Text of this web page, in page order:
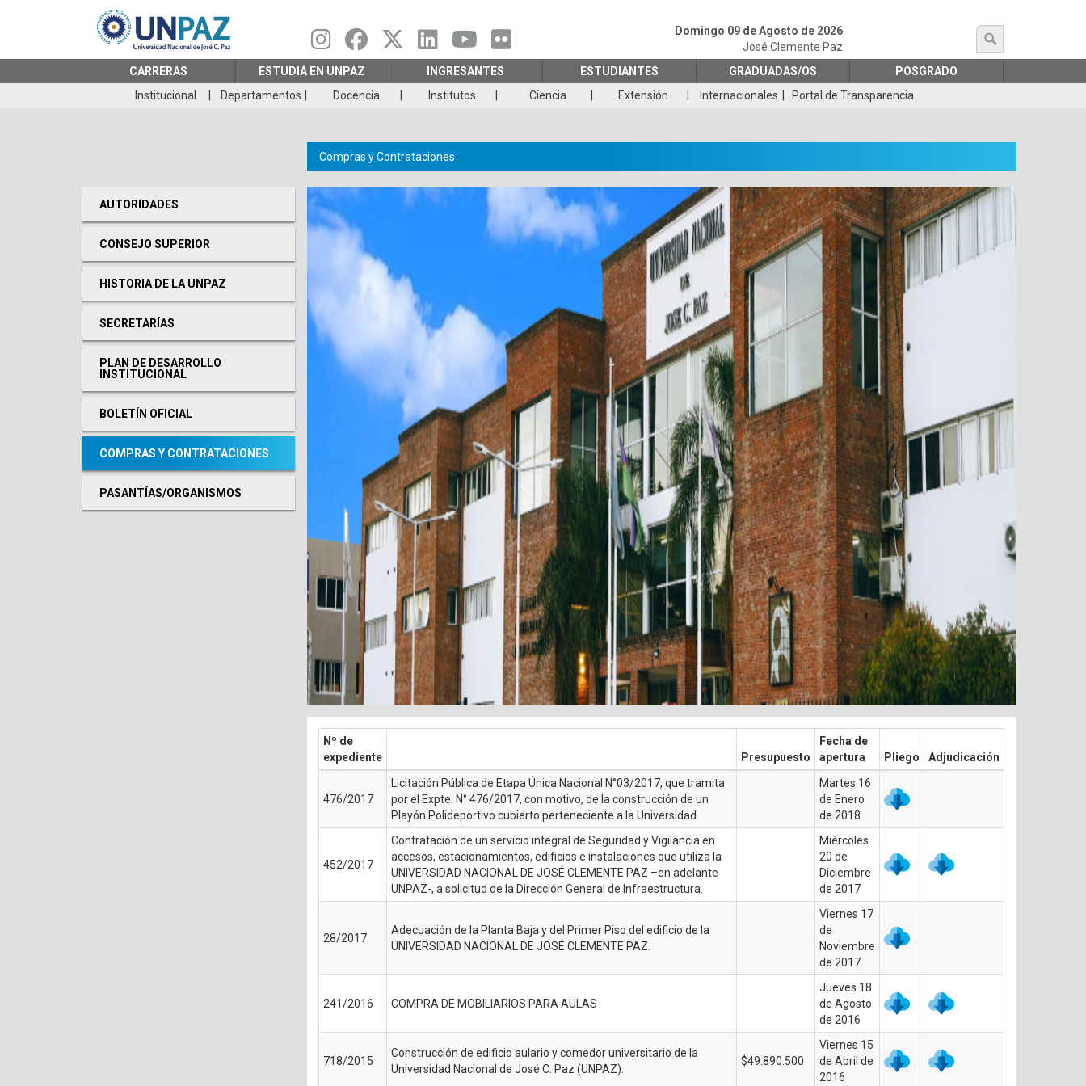
principal
búsqueda
Domingo 09 de Agosto de 2026
José Clemente Paz
CARRERAS
ESTUDIÁ EN UNPAZ INGRESANTES ESTUDIANTES GRADUADAS/OS
POSGRADO
Institucional
Departamentos Docencia Institutos Ciencia Extensión Internacionales Portal de Transparencia
AUTORIDADES
CONSEJO SUPERIOR
HISTORIA DE LA UNPAZ
SECRETARÍAS
PLAN DE DESARROLLO
INSTITUCIONAL
BOLETÍN OFICIAL
COMPRAS Y CONTRATACIONES
PASANTÍAS/ORGANISMOS
Compras y Contrataciones
Nº de
expediente
Presupuesto
Fecha de
apertura
Pliego Adjudicación
476/2017
Licitación Pública de Etapa Única Nacional N°03/2017, que tramita
por el Expte. N° 476/2017, con motivo, de la construcción de un
Playón Polideportivo cubierto perteneciente a la Universidad.
Martes 16
de Enero
de 2018
452/2017
Contratación de un servicio integral de Seguridad y Vigilancia en
accesos, estacionamientos, edificios e instalaciones que utiliza la
UNIVERSIDAD NACIONAL DE JOSÉ CLEMENTE PAZ –en adelante
UNPAZ-, a solicitud de la Dirección General de Infraestructura.
Miércoles
20 de
Diciembre
de 2017
28/2017
Adecuación de la Planta Baja y del Primer Piso del edificio de la
UNIVERSIDAD NACIONAL DE JOSÉ CLEMENTE PAZ.
Viernes 17
de
Noviembre
de 2017
241/2016 COMPRA DE MOBILIARIOS PARA AULAS
Jueves 18
de Agosto
de 2016
718/2015
Construcción de edificio aulario y comedor universitario de la
Universidad Nacional de José C. Paz (UNPAZ).
$49.890.500
Viernes 15
de Abril de
2016